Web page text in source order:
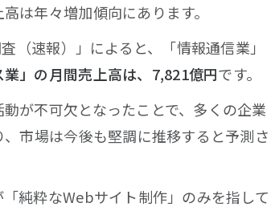
は年々増加傾向にあります。
（速報）」によると、「情報通信業」
業」の月間売上高は、7,821億円です。
が不可欠となったことで、多くの企業
市場は今後も堅調に推移すると予測さ
純粋なWebサイト制作」のみを指して